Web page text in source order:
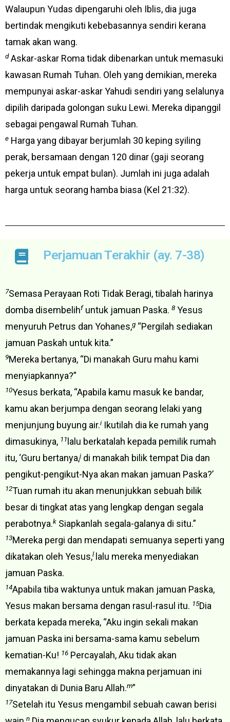
Walaupun Yudas dipengaruhi oleh Iblis, dia juga
bertindak mengikuti kebebasannya sendiri kerana
tamak akan wang.
d Askar-askar Roma tidak dibenarkan untuk memasuki
kawasan Rumah Tuhan. Oleh yang demikian, mereka
mempunyai askar-askar Yahudi sendiri yang selalunya
dipilih daripada golongan suku Lewi. Mereka dipanggil
sebagai pengawal Rumah Tuhan.
e Harga yang dibayar berjumlah 30 keping syiling
perak, bersamaan dengan 120 dinar (gaji seorang
pekerja untuk empat bulan). Jumlah ini juga adalah
harga untuk seorang hamba biasa (Kel 21:32).
Perjamuan Terakhir (ay. 7-38)
7Semasa Perayaan Roti Tidak Beragi, tibalah harinya
domba disembelihf untuk jamuan Paska. 8 Yesus
menyuruh Petrus dan Yohanes,g “Pergilah sediakan
jamuan Paskah untuk kita.”
9Mereka bertanya, “Di manakah Guru mahu kami
menyiapkannya?”
10Yesus berkata, “Apabila kamu masuk ke bandar,
kamu akan berjumpa dengan seorang lelaki yang
menjunjung buyung air.i Ikutilah dia ke rumah yang
dimasukinya, 11 lalu berkatalah kepada pemilik rumah
itu, ‘Guru bertanya,j di manakah bilik tempat Dia dan
pengikut-pengikut-Nya akan makan jamuan Paska?’
12Tuan rumah itu akan menunjukkan sebuah bilik
besar di tingkat atas yang lengkap dengan segala
perabotnya.k Siapkanlah segala-galanya di situ.”
13Mereka pergi dan mendapati semuanya seperti yang
dikatakan oleh Yesus,l lalu mereka menyediakan
jamuan Paska.
14Apabila tiba waktunya untuk makan jamuan Paska,
Yesus makan bersama dengan rasul-rasul itu. 15Dia
berkata kepada mereka, “Aku ingin sekali makan
jamuan Paska ini bersama-sama kamu sebelum
kematian-Ku! 16 Percayalah, Aku tidak akan
memakannya lagi sehingga makna perjamuan ini
dinyatakan di Dunia Baru Allah.m”
17Setelah itu Yesus mengambil sebuah cawan berisi
n